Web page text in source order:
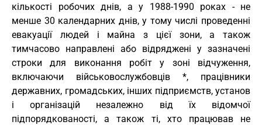
кількості робочих днів, а у 1988-1990 роках - не
менше 30 календарних днів, у тому числі проведенні
евакуації людей і майна з цієї зони, а також
тимчасово направлені або відряджені у зазначені
строки для виконання робіт у зоні відчуження,
включаючи військовослужбовців *, працівники
державних, громадських, інших підприємств, установ
і організацій незалежно від їх відомчої
підпорядкованості, а також ті, хто працював не